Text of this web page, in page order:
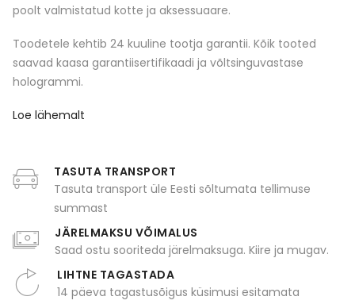
poolt valmistatud kotte ja aksessuaare.
Toodetele kehtib 24 kuuline tootja garantii. Kõik tooted
saavad kaasa garantiisertifikaadi ja võltsinguvastase
hologrammi.
Loe lähemalt
TASUTA TRANSPORT
Tasuta transport üle Eesti sõltumata tellimuse
summast
JÄRELMAKSU VÕIMALUS
Saad ostu sooriteda järelmaksuga. Kiire ja mugav.
LIHTNE TAGASTADA
14 päeva tagastusõigus küsimusi esitamata